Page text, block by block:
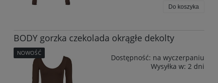
Do koszyka
BODY gorzka czekolada okrągłe dekolty
Dostępność: na wyczerpaniu
Wysyłka w: 2 dni
NOWOŚĆ